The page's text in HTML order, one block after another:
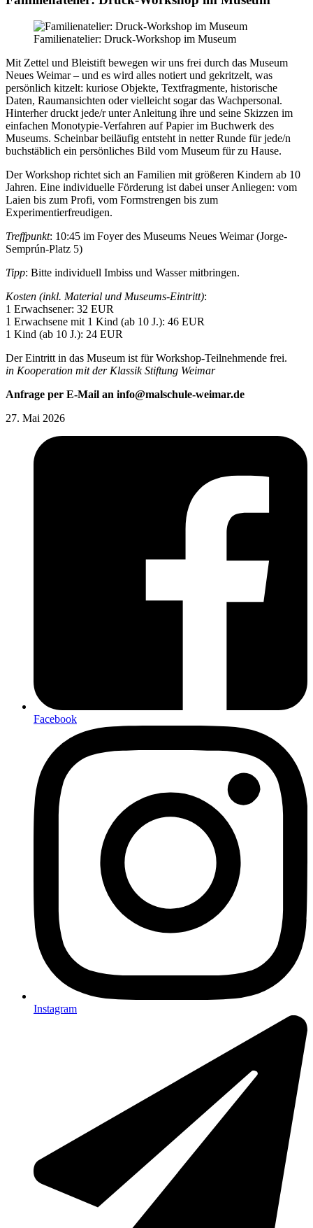
Familienatelier: Druck-Workshop im Museum
Mit Zettel und Bleistift bewegen wir uns frei durch das Museum
Neues Weimar – und es wird alles notiert und gekritzelt, was
persönlich kitzelt: kuriose Objekte, Textfragmente, historische
Daten, Raumansichten oder vielleicht sogar das Wachpersonal.
Hinterher druckt jede/​r unter Anleitung ihre und seine Skizzen im
einfachen Monotypie-Verfahren auf Papier im Buchwerk des
Museums. Scheinbar beiläufig entsteht in netter Runde für jede/​n
buchstäblich ein persönliches Bild vom Museum für zu Hause.
Der Workshop richtet sich an Familien mit größeren Kindern ab 10
Jahren. Eine individuelle Förderung ist dabei unser Anliegen: vom
Laien bis zum Profi, vom Formstrengen bis zum
Experimentierfreudigen.
Treffpunkt: 10:45 im Foyer des Museums Neues Weimar (Jorge-
Semprún-Platz 5)
Tipp: Bitte individuell Imbiss und Wasser mitbringen.
Kosten (inkl. Material und Museums-Eintritt):
1 Erwachsener: 32 EUR
1 Erwachsene mit 1 Kind (ab 10 J.): 46 EUR
1 Kind (ab 10 J.): 24 EUR
Der Eintritt in das Museum ist für Workshop-Teilnehmende frei.
in Kooperation mit der Klassik Stiftung Weimar
Anfrage per E-Mail an info@malschule-weimar.de
27. Mai 2026
Facebook
Instagram